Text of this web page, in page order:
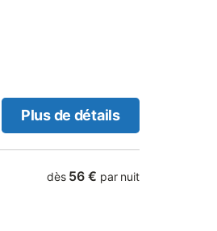
Plus de détails
dès 56 € par nuit